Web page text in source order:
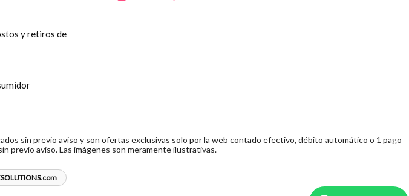
y retiros de
sin previo aviso y son ofertas exclusivas solo por la web contado efectivo, débito automático o 1 pago
previo aviso. Las imágenes son meramente ilustrativas.